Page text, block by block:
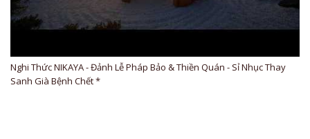
Nghi Thức NIKAYA - Đảnh Lễ Pháp Bảo & Thiền Quán - Sỉ Nhục Thay
Sanh Già Bệnh Chết *